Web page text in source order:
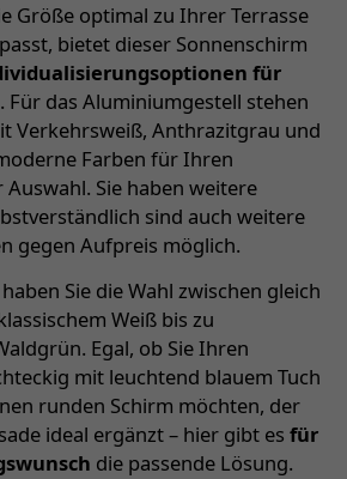
Größe optimal zu Ihrer Terrasse
bietet dieser Sonnenschirm
für
. Für das Aluminiumgestell stehen
Verkehrsweiß, Anthrazitgrau und
Farben für Ihren
Sie haben weitere
sind auch weitere
gegen Aufpreis möglich.
Sie die Wahl zwischen gleich
Weiß bis zu
Egal, ob Sie Ihren
mit leuchtend blauem Tuch
runden Schirm möchten, der
ideal ergänzt – hier gibt es für
die passende Lösung.